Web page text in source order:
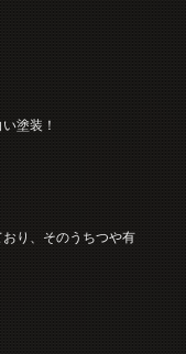
塗装！
り、そのうちつや有